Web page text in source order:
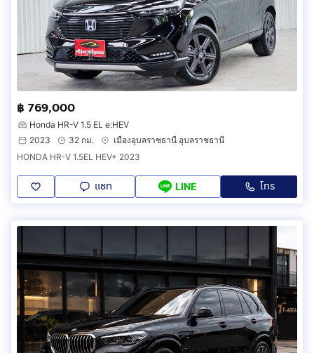
฿ 769,000
Honda HR-V 1.5 EL e:HEV
2023
32 กม.
เมืองอุบลราชธานี อุบลราชธานี
HONDA HR-V 1.5EL HEV+ 2023
แชท LINE โทร